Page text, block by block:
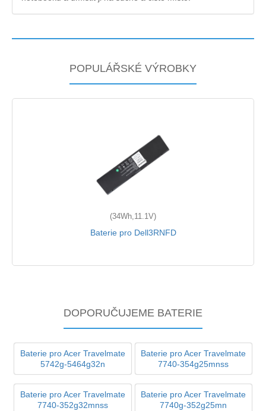
POPULÁŘSKÉ VÝROBKY
(34Wh,11.1V)
Baterie pro Dell3RNFD
DOPORUČUJEME BATERIE
Baterie pro Acer Travelmate
5742g-5464g32n
Baterie pro Acer Travelmate
7740-354g25mnss
Baterie pro Acer Travelmate
7740-352g32mnss
Baterie pro Acer Travelmate
7740g-352g25mn